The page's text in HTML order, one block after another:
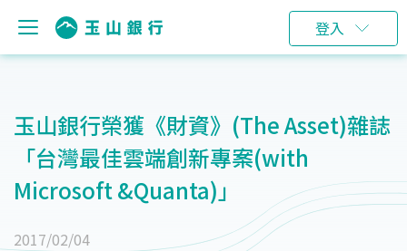
登入
玉山銀行榮獲《財資》(The Asset)雜誌
「台灣最佳雲端創新專案(with
Microsoft &Quanta)」
2017/02/04